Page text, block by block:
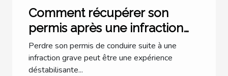
Comment récupérer son
permis après une infraction
grave
Perdre son permis de conduire suite à une
infraction grave peut être une expérience
déstabilisante...